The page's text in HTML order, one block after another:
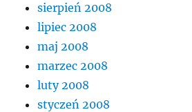
sierpień 2008
lipiec 2008
maj 2008
marzec 2008
luty 2008
styczeń 2008